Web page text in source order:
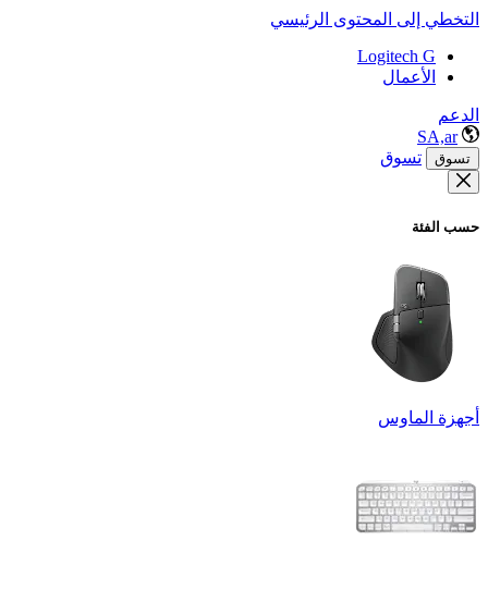
التخطي إلى المحتوى الرئيسي
Logitech G
الأعمال
الدعم
SA,ar
تسوق تسوق
حسب الفئة
أجهزة الماوس